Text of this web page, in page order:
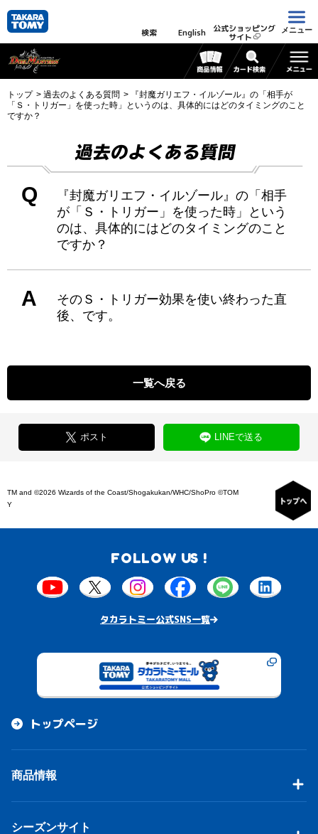
検索 English 公式ショッピング
サイト
メニュー
トップ 過去のよくある質問
『封魔ガリエフ・イルゾール』の「相手が
「Ｓ・トリガー」を使った時」というのは、具体的にはどのタイミングのこと
ですか？
過去のよくある質問
Q
『封魔ガリエフ・イルゾール』の「相手
が「Ｓ・トリガー」を使った時」という
のは、具体的にはどのタイミングのこと
ですか？
A
そのＳ・トリガー効果を使い終わった直
後、です。
一覧へ戻る
ポスト LINEで送る
TM and ©2026 Wizards of the Coast/Shogakukan/WHC/ShoPro ©TOM
Y
FOLLOW US !
タカラトミー公式SNS一覧
トップページ
商品情報
シーズンサイト